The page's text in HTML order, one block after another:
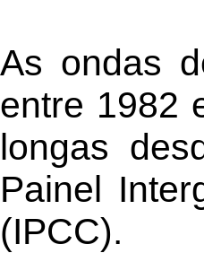
As ondas
entre 1982
longas
Painel
(IPCC).